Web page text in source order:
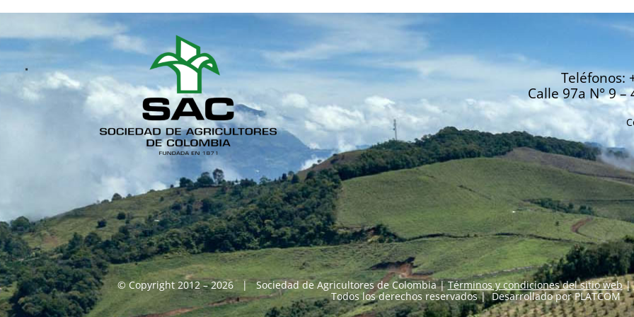
Teléfonos:
Calle 97a N° 9
© Copyright 2012 – 2026 | Sociedad de Agricultores de Colombia |Términos y condiciones del sitio web|
Todos los derechos reservados | Desarrollado porPLATCOM